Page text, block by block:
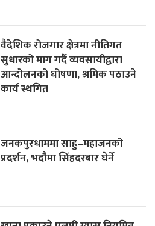
वैदेशिक रोजगार क्षेत्रमा नीतिगत
सुधारको माग गर्दै व्यवसायीद्वारा
आन्दोलनको घोषणा, श्रमिक पठाउने
कार्य स्थगित
जनकपुरधाममा साहु–महाजनको
प्रदर्शन, भदौमा सिंहदरबार घेर्ने